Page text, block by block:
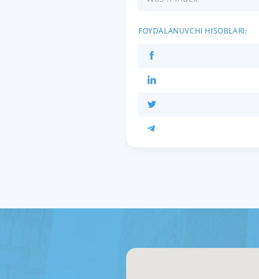
FOYDALANUVCHI HISOBLARI: